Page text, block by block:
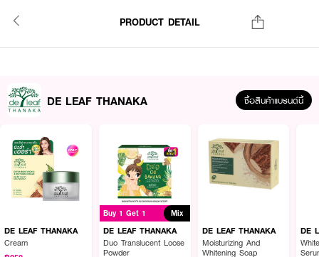
PRODUCT DETAIL
DE LEAF THANAKA ซื้อสินค้าแบรนด์นี้
DE LEAF THANAKA
Cream
Buy 1 Get 1 Mix
DE LEAF THANAKA
Duo Translucent Loose
Powder
DE LEAF THANAKA
Moisturizing And
Whitening Soap
DE